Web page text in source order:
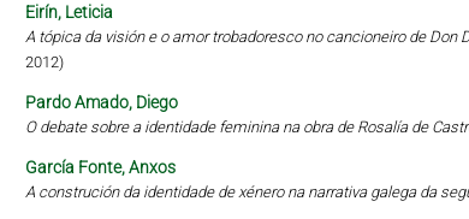
Eirín, Leticia
A tópica da visión e o amor trobadoresco no cancioneiro de
2012)
Pardo Amado, Diego
O debate sobre a identidade feminina na obra de Rosalía de
García Fonte, Anxos
A construción da identidade de xénero na narrativa galega da